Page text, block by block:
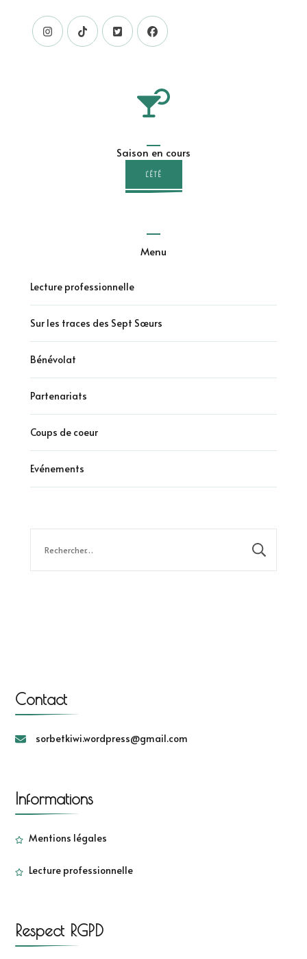
Saison en cours
L'ÉTÉ
Menu
Lecture professionnelle
Sur les traces des Sept Sœurs
Bénévolat
Partenariats
Coups de coeur
Evénements
Contact
sorbetkiwi.wordpress@gmail.com
Informations
Mentions légales
Lecture professionnelle
Respect RGPD